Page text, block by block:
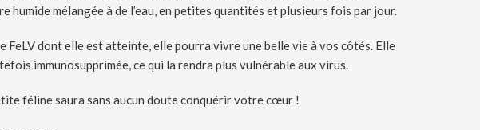
humide mélangée à de l’eau, en petites quantités et plusieurs fois par jour.
FeLV dont elle est atteinte, elle pourra vivre une belle vie à vos côtés. Elle
immunosupprimée, ce qui la rendra plus vulnérable aux virus.
féline saura sans aucun doute conquérir votre cœur !